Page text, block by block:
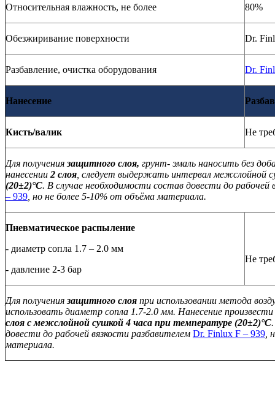
Относительная влажность, не более 80%
Обезжиривание поверхности Dr.
Разбавление, очистка оборудования Dr.
Нанесение
Кисть/валик Не
Для получения защитного слоя, грунт- эмаль наносить без
нанесении 2 слоя , следует выдержать интервал межслойной
(20±2)°С. В случае необходимости состав довести до рабочей
– 939 , но не более 5-10% от объёма материала.
Пневматическое распыление
- диаметр сопла 1.7 – 2.0 мм
- давление 2-3 бар
Не
Для получения защитного слоя при использовании метода
использовать диаметр сопла 1.7-2.0 мм. Нанесение
слоя с межслойной сушкой 4 часа при температуре (20±2)°С
довести до рабочей вязкости разбавителем Dr. Finlux F – 939 ,
материала.